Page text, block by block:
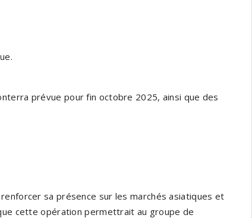
prévue pour fin octobre 2025, ainsi que des
sa présence sur les marchés asiatiques et
cette opération permettrait au groupe de